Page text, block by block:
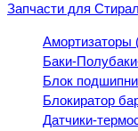
Запчасти для
Амортизаторы
Баки-
Блок
Блокиратор
Датчики-